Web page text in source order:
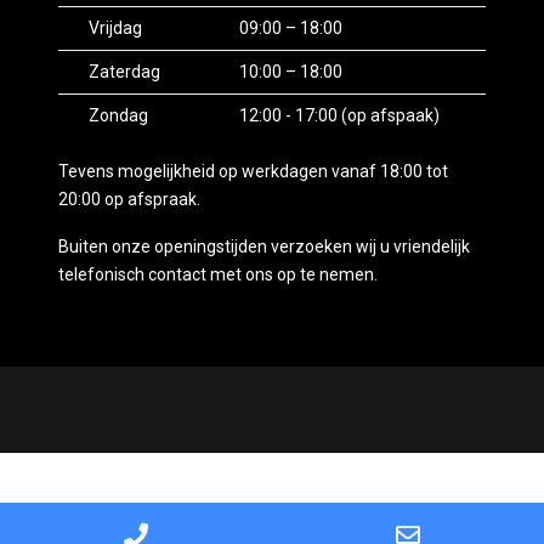
Vrijdag 09:00 – 18:00
Zaterdag 10:00 – 18:00
Zondag 12:00 - 17:00 (op afspaak)
Tevens mogelijkheid op werkdagen vanaf 18:00 tot
20:00 op afspraak.
Buiten onze openingstijden verzoeken wij u vriendelijk
telefonisch contact met ons op te nemen.